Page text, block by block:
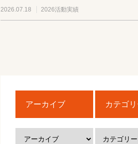
2026.07.18 2026活動実績
アーカイブ カテゴ